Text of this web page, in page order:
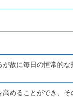
故に毎日の恒常的
めることができ、